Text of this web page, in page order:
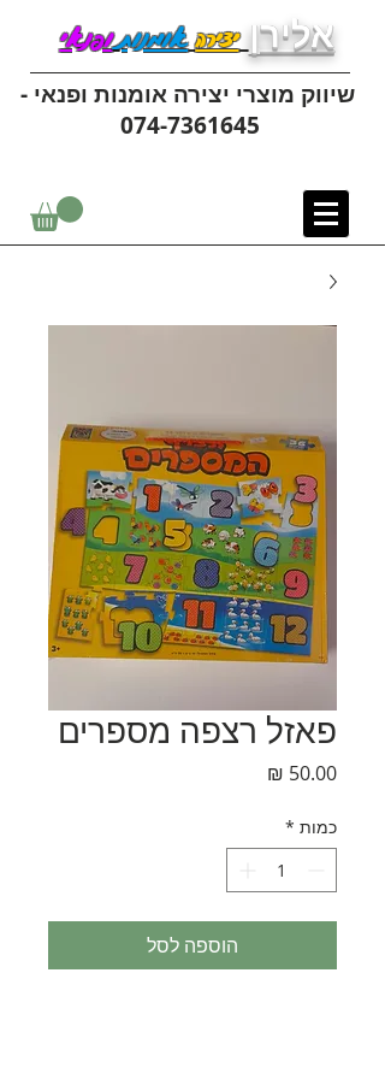
אלירן יצירהאומנותופנאי
שיווק מוצרי יצירה אומנות ופנאי -
074-7361645
פאזל רצפה מספרים
כמות *
הוספה לסל